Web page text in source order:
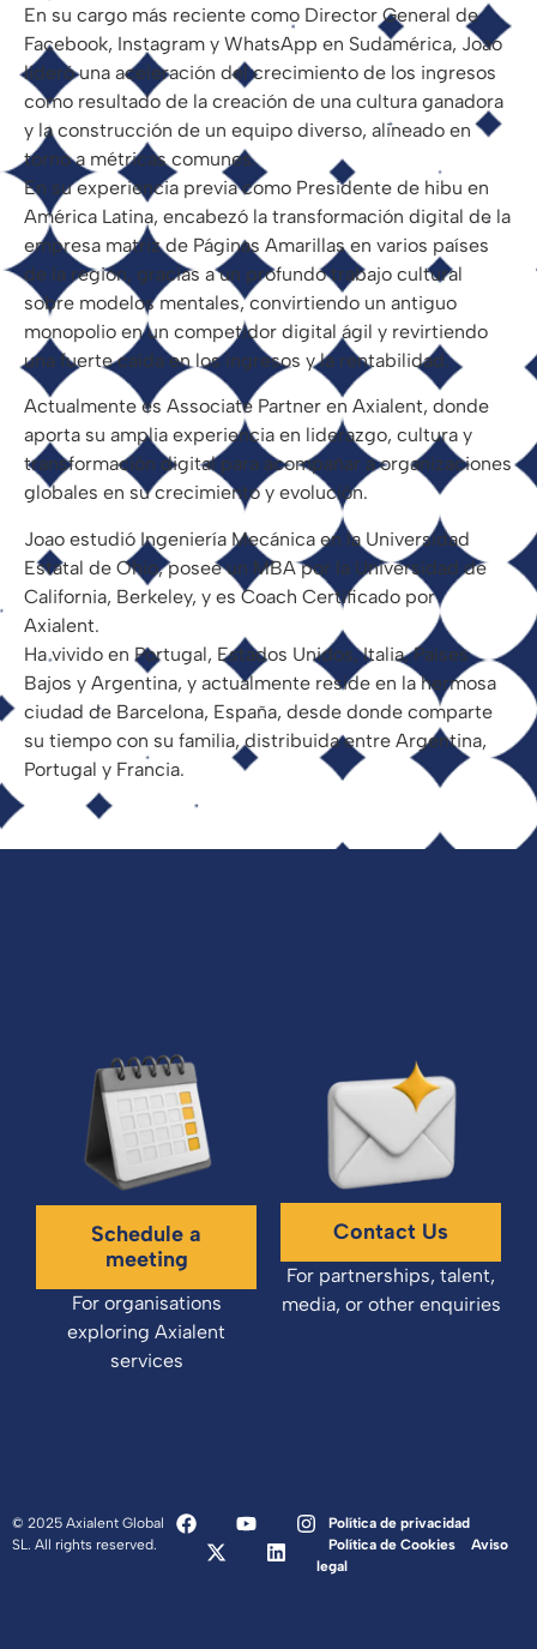
En su cargo más reciente como Director General de
Facebook, Instagram y WhatsApp en Sudamérica, Joao
lideró una aceleración del crecimiento de los ingresos
como resultado de la creación de una cultura ganadora
y la construcción de un equipo diverso, alineado en
torno a métricas comunes.
En su experiencia previa como Presidente de hibu en
América Latina, encabezó la transformación digital de la
empresa matriz de Páginas Amarillas en varios países
de la región, gracias a un profundo trabajo cultural
sobre modelos mentales, convirtiendo un antiguo
monopolio en un competidor digital ágil y revirtiendo
una fuerte caída en los ingresos y la rentabilidad.
Actualmente es Associate Partner en Axialent, donde
aporta su amplia experiencia en liderazgo, cultura y
transformación digital para acompañar a organizaciones
globales en su crecimiento y evolución.
Joao estudió Ingeniería Mecánica en la Universidad
Estatal de Ohio, posee un MBA por la Universidad de
California, Berkeley, y es Coach Certificado por
Axialent.
Ha vivido en Portugal, Estados Unidos, Italia, Países
Bajos y Argentina, y actualmente reside en la hermosa
ciudad de Barcelona, España, desde donde comparte
su tiempo con su familia, distribuida entre Argentina,
Portugal y Francia.
Schedule a
meeting
For organisations
exploring Axialent
services
Contact Us
For partnerships, talent,
media, or other enquiries
© 2025 Axialent Global
SL. All rights reserved.
Política de privacidad
Política de Cookies
Aviso
legal